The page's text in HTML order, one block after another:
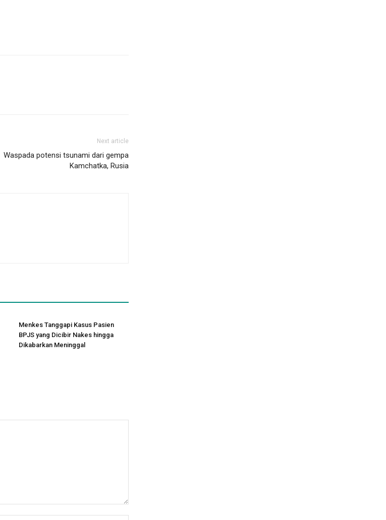
Next article
Waspada potensi tsunami dari gempa
Kamchatka, Rusia
Menkes Tanggapi Kasus Pasien
BPJS yang Dicibir Nakes hingga
Dikabarkan Meninggal